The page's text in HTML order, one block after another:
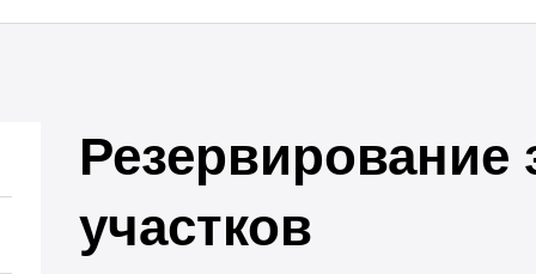
участков